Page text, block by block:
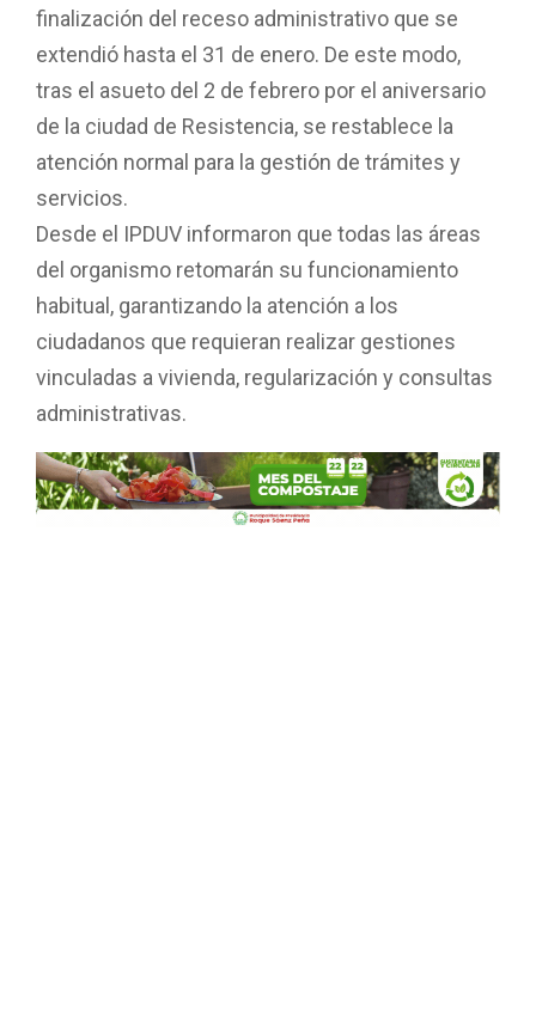
finalización del receso administrativo que se
extendió hasta el 31 de enero. De este modo,
tras el asueto del 2 de febrero por el aniversario
de la ciudad de Resistencia, se restablece la
atención normal para la gestión de trámites y
servicios.
Desde el IPDUV informaron que todas las áreas
del organismo retomarán su funcionamiento
habitual, garantizando la atención a los
ciudadanos que requieran realizar gestiones
vinculadas a vivienda, regularización y consultas
administrativas.